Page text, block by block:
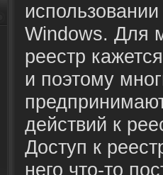
использовании
Windows. Для
реестр
и поэтому
действий к
Доступ к
него что-то